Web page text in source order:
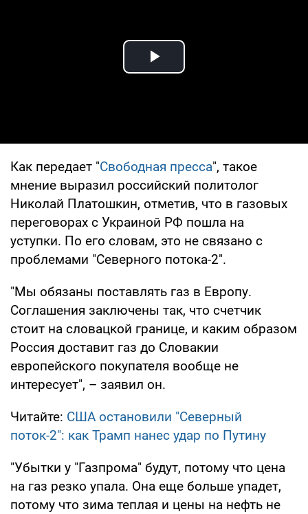
Play Video
Как передает "Свободная пресса", такое
мнение выразил российский политолог
Николай Платошкин, отметив, что в газовых
переговорах с Украиной РФ пошла на
уступки. По его словам, это не связано с
проблемами "Северного потока-2".
"Мы обязаны поставлять газ в Европу.
Соглашения заключены так, что счетчик
стоит на словацкой границе, и каким образом
Россия доставит газ до Словакии
европейского покупателя вообще не
интересует", – заявил он.
Читайте: США остановили "Северный
поток-2": как Трамп нанес удар по Путину
"Убытки у "Газпрома" будут, потому что цена
на газ резко упала. Она еще больше упадет,
потому что зима теплая и цены на нефть не